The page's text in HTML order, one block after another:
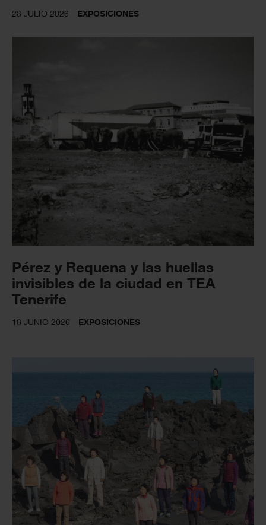
28 JULIO 2026 EXPOSICIONES
Pérez y Requena y las huellas
invisibles de la ciudad en TEA
Tenerife
18 JUNIO 2026 EXPOSICIONES